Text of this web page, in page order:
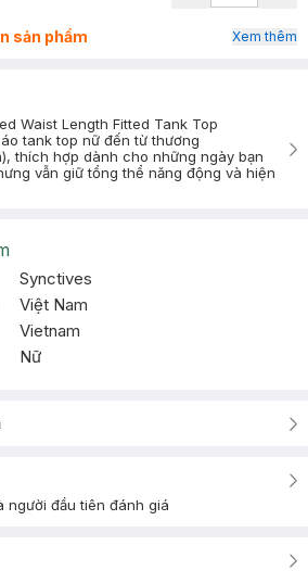
sản phẩm Xem thêm
Waist Length Fitted Tank Top
tank top nữ đến từ thương
thích hợp dành cho những ngày bạn
vẫn giữ tổng thể năng động và hiện
Synctives
Việt Nam
Vietnam
Nữ
người đầu tiên đánh giá